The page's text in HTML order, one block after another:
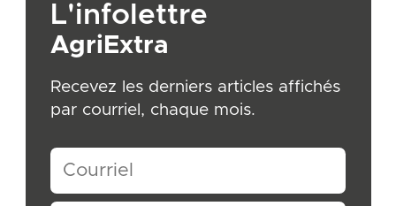
L'infolettre
AgriExtra
Recevez les derniers articles affichés
par courriel, chaque mois.